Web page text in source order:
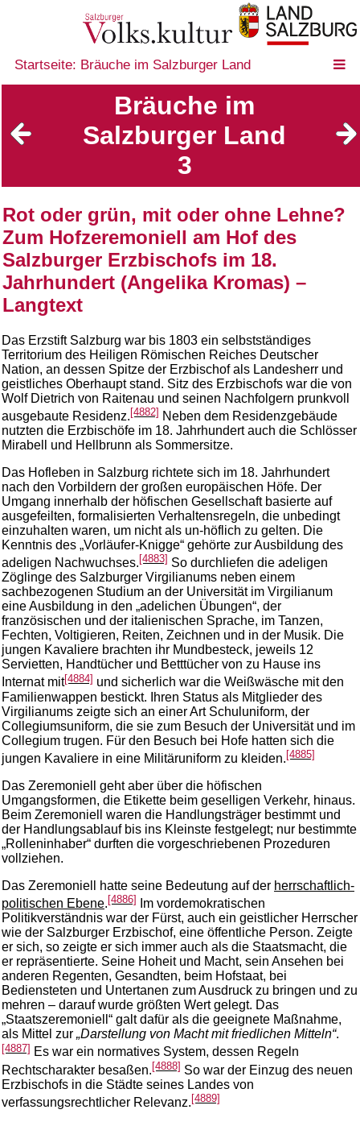
Startseite: Bräuche im Salzburger Land
Bräuche im
Salzburger Land
3
Rot oder grün, mit oder ohne Lehne?
Zum Hofzeremoniell am Hof des
Salzburger Erzbischofs im 18.
Jahrhundert (Angelika Kromas) –
Langtext
Das Erzstift Salzburg war bis 1803 ein selbstständiges
Territorium des Heiligen Römischen Reiches Deutscher
Nation, an dessen Spitze der Erzbischof als Landesherr und
geistliches Oberhaupt stand. Sitz des Erzbischofs war die von
Wolf Dietrich von Raitenau und seinen Nachfolgern prunkvoll
ausgebaute Residenz. [4882] Neben dem Residenzgebäude
nutzten die Erzbischöfe im 18. Jahrhundert auch die Schlösser
Mirabell und Hellbrunn als Sommersitze.
Das Hofleben in Salzburg richtete sich im 18. Jahrhundert
nach den Vorbildern der großen europäischen Höfe. Der
Umgang innerhalb der höfischen Gesellschaft basierte auf
ausgefeilten, formalisierten Verhaltensregeln, die unbedingt
einzuhalten waren, um nicht als un-höflich zu gelten. Die
Kenntnis des „Vorläufer-Knigge“ gehörte zur Ausbildung des
adeligen Nachwuchses. [4883] So durchliefen die adeligen
Zöglinge des Salzburger Virgilianums neben einem
sachbezogenen Studium an der Universität im Virgilianum
eine Ausbildung in den „adelichen Übungen“, der
französischen und der italienischen Sprache, im Tanzen,
Fechten, Voltigieren, Reiten, Zeichnen und in der Musik. Die
jungen Kavaliere brachten ihr Mundbesteck, jeweils 12
Servietten, Handtücher und Betttücher von zu Hause ins
Internat mit[4884] und sicherlich war die Weißwäsche mit den
Familienwappen bestickt. Ihren Status als Mitglieder des
Virgilianums zeigte sich an einer Art Schuluniform, der
Collegiumsuniform, die sie zum Besuch der Universität und im
Collegium trugen. Für den Besuch bei Hofe hatten sich die
jungen Kavaliere in eine Militäruniform zu kleiden. [4885]
Das Zeremoniell geht aber über die höfischen
Umgangsformen, die Etikette beim geselligen Verkehr, hinaus.
Beim Zeremoniell waren die Handlungsträger bestimmt und
der Handlungsablauf bis ins Kleinste festgelegt; nur bestimmte
„Rolleninhaber“ durften die vorgeschriebenen Prozeduren
vollziehen.
Das Zeremoniell hatte seine Bedeutung auf der herrschaftlich-
politischen Ebene. [4886]
Im vordemokratischen
Politikverständnis war der Fürst, auch ein geistlicher Herrscher
wie der Salzburger Erzbischof, eine öffentliche Person. Zeigte
er sich, so zeigte er sich immer auch als die Staatsmacht, die
er repräsentierte. Seine Hoheit und Macht, sein Ansehen bei
anderen Regenten, Gesandten, beim Hofstaat, bei
Bediensteten und Untertanen zum Ausdruck zu bringen und zu
mehren – darauf wurde größten Wert gelegt. Das
„Staatszeremoniell“ galt dafür als die geeignete Maßnahme,
als Mittel zur „Darstellung von Macht mit friedlichen Mitteln“.
[4887] Es war ein normatives System, dessen Regeln
Rechtscharakter besaßen. [4888] So war der Einzug des neuen
Erzbischofs in die Städte seines Landes von
verfassungsrechtlicher Relevanz. [4889]